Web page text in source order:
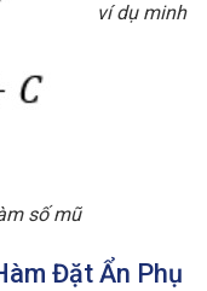
ví dụ minh
số mũ
Đặt Ẩn Phụ